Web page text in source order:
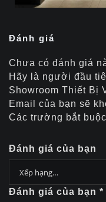
Đánh giá
Chưa có đánh giá
Hãy là người đầu
Showroom Thiết Bị
Email của bạn sẽ
Các trường bắt
Đánh giá của bạn
Đánh giá của bạn *